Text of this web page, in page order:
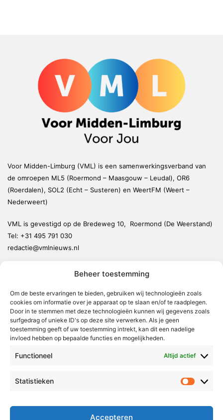
Beheer toestemming
Om de beste ervaringen te bieden, gebruiken wij technologieën zoals
cookies om informatie over je apparaat op te slaan en/of te raadplegen.
Door in te stemmen met deze technologieën kunnen wij gegevens zoals
surfgedrag of unieke ID's op deze site verwerken. Als je geen
toestemming geeft of uw toestemming intrekt, kan dit een nadelige
invloed hebben op bepaalde functies en mogelijkheden.
Functioneel Altijd actief
Statistieken
Accepteren
Voor Midden-Limburg (VML) is een samenwerkingsverband van
de omroepen ML5 (Roermond – Maasgouw – Leudal), OR6
(Roerdalen), SOL2 (Echt – Susteren) en WeertFM (Weert –
Nederweert)
VML is gevestigd op de Bredeweg 10, Roermond (De Weerstand)
Tel: +31 495 791 030
redactie@vmlnieuws.nl
Nederweert
Leudal
Maasgouw
Echt-Susteren
Roerdalen
Radio & TV